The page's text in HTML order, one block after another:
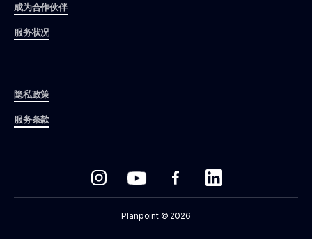
成为合作伙伴
服务状况
隐私政策
服务条款
Planpoint © 2026